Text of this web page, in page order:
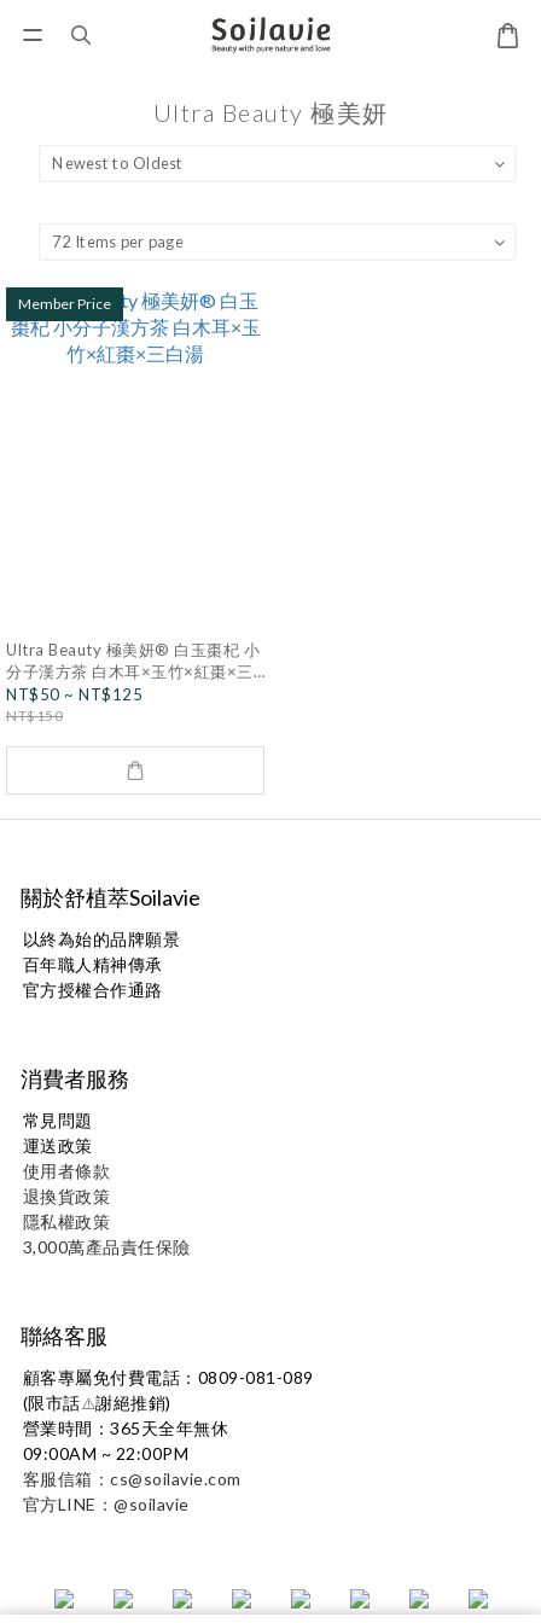
Ultra Beauty 極美妍
Member Price
Ultra Beauty 極美妍® 白玉棗杞 小
分子漢方茶 白木耳×玉竹×紅棗×三
白湯
NT$50 ~ NT$125
NT$150
關於舒植萃Soilavie
以終為始的品牌願景
百年職人精神傳承
官方授權合作通路
消費者服務
常見問題
運送政策
使用者條款
退換貨政策
隱私權政策
3,000萬產品責任保險
聯絡客服
顧客專屬免付費電話：0809-081-089
(限市話⚠️謝絕推銷)
營業時間：365天全年無休
09:00AM ~ 22:00PM
客服信箱：cs@soilavie.com
官方LINE：@soilavie